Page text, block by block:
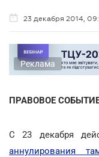
23 декабря 2014,
Реклама
ПРАВОВОЕ
С 23 декабря
аннулирования